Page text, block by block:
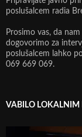
poslušalcem radia
Prosimo vas, da
dogovorimo za
poslušalcem lahko
069 669 069.
VABILO LOKALNIM